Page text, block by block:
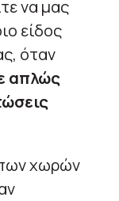
να μας
είδος
όταν
απλώς
χωρών